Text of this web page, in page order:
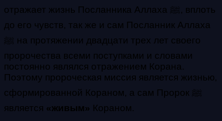
отражает жизнь Посланника Аллаха ﷺ, вплоть
до его чувств, так же и сам Посланник Аллаха
ﷺ на протяжении двадцати трех лет своего
пророчества всеми поступками и словами
постоянно являлся отражением Корана.
Поэтому пророческая миссия является жизнью,
сформированной Кораном, а сам Пророк ﷺ
является «живым» Кораном.